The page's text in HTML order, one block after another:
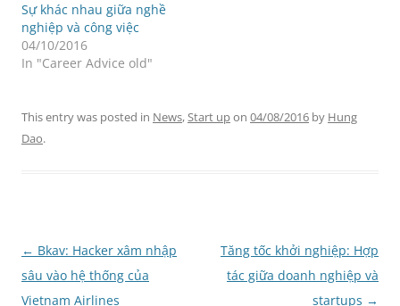
Sự khác nhau giữa nghề
nghiệp và công việc
04/10/2016
In "Career Advice old"
This entry was posted in News,Start upon 04/08/2016 by Hung
Dao.
Post
navigation
← Bkav: Hacker xâm nhập
sâu vào hệ thống của
Vietnam Airlines
Tăng tốc khởi nghiệp: Hợp
tác giữa doanh nghiệp và
startups →